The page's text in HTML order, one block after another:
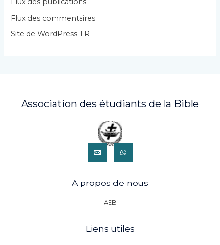
e
Flux des publications
Flux des commentaires
Site de WordPress-FR
Association des étudiants de la Bible
A propos de nous
AEB
Liens utiles